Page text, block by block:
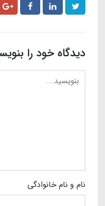
دیدگاه خود را
نام و نام خانوادگی